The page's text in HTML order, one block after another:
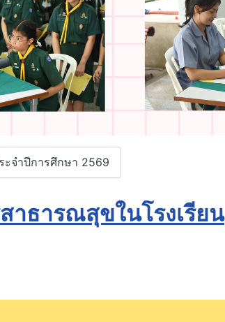
ะจำปีการศึกษา 2569
าธารณสุขในโรงเรียน